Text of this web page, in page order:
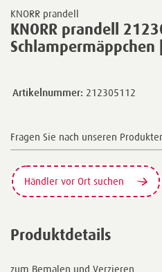
KNORR prandell
KNORR prandell
Artikelnummer: 212305112
Fragen Sie nach unseren
Händler vor Ort suchen
Produktdetails
zum Bemalen und Verzieren